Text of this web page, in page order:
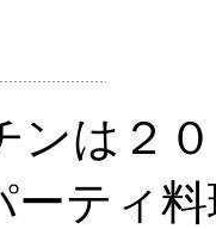
ンは２
ーティ